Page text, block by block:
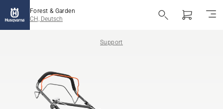
Forest & Garden
CH, Deutsch
Support